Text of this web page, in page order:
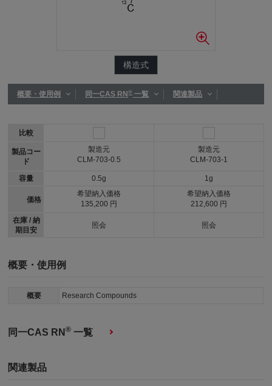
構造式
概要・使用例 同一CAS RN®一覧 関連製品
比較
製品コー
ド
容量
価格
在庫 / 納
期目安
製造元
CLM-703-0.5
0.5g
希望納入価格
135,200 円
照会
製造元
CLM-703-1
1g
希望納入価格
212,600 円
照会
概要・使用例
概要 Research Compounds
同一CAS RN® 一覧
関連製品